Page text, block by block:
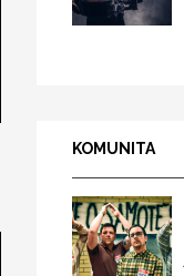
KOMUNITA